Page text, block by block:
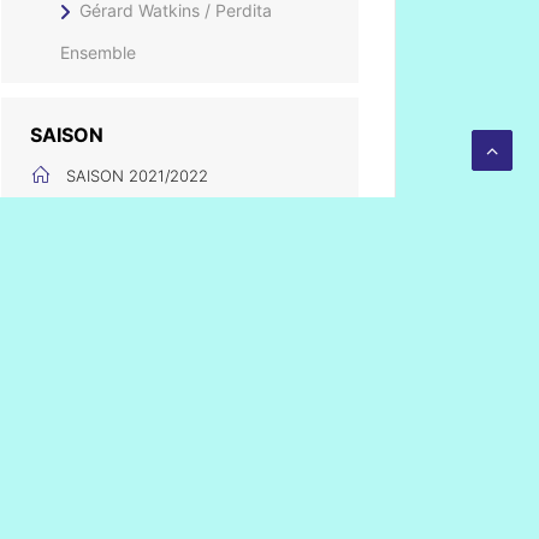
Gérard Watkins / Perdita
Ensemble
SAISON
SAISON 2021/2022